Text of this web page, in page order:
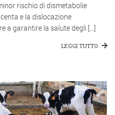
rischio di dismetabolie
e la dislocazione
a garantire la salute degli […]
LEGGI TUTTO